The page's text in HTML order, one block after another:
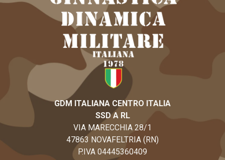
GDM ITALIANA CENTRO ITALIA
SSD A RL
VIA MARECCHIA 28/1
47863 NOVAFELTRIA (RN)
P.IVA 04445360409